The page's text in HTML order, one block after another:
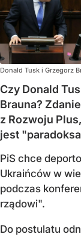
Donald Tusk i Grzegorz
Czy Donald
Brauna?
z Rozwoju
jest
PiS chce
Ukraińców w
podczas
rządowi".
Do postulatu